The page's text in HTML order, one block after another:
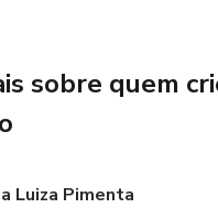
sobre quem
Luiza Pimenta